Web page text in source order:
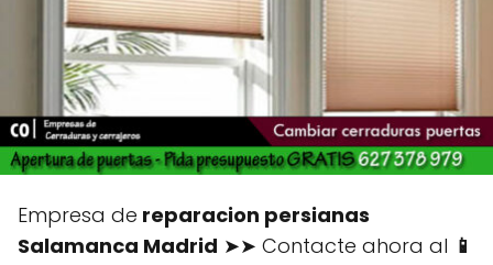
Empresa de reparacion persianas
Salamanca Madrid ➤➤ Contacte ahora al 📱